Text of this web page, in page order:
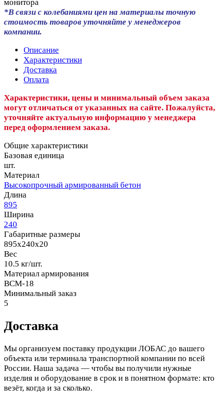
монитора
*В связи с колебаниями цен на материалы точную
стоимость товаров уточняйте у менеджеров
компании.
Описание
Характеристики
Доставка
Оплата
Характеристики, цены и минимальный объем заказа
могут отличаться от указанных на сайте. Пожалуйста,
уточняйте актуальную информацию у менеджера
перед оформлением заказа.
Общие характеристики
Базовая единица
шт.
Материал
Высокопрочный армированный бетон
Длина
895
Ширина
240
Габаритные размеры
895x240x20
Вес
10.5 кг/шт.
Материал армирования
ВСМ-18
Минимальный заказ
5
Доставка
Мы организуем поставку продукции ЛОБАС до вашего
объекта или терминала транспортной компании по всей
России. Наша задача — чтобы вы получили нужные
изделия и оборудование в срок и в понятном формате: кто
везёт, когда и за сколько.